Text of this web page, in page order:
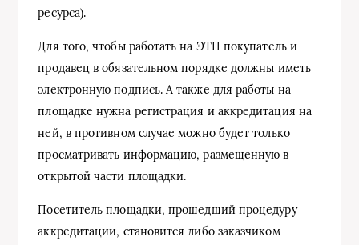
ресурса).
Для того, чтобы работать на ЭТП покупатель и
продавец в обязательном порядке должны иметь
электронную подпись. А также для работы на
площадке нужна регистрация и аккредитация на
ней, в противном случае можно будет только
просматривать информацию, размещенную в
открытой части площадки.
Посетитель площадки, прошедший процедуру
аккредитации, становится либо заказчиком